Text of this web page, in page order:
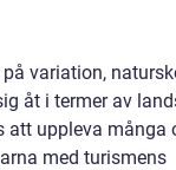
variation,
åt i termer av
att uppleva många
med turismens